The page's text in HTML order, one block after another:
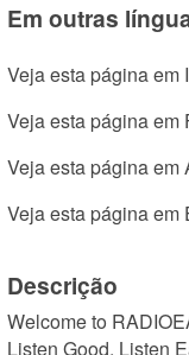
Em outras
Veja esta página em
Veja esta página em
Veja esta página em
Veja esta página em
Descrição
Welcome to
Listen Good. Listen